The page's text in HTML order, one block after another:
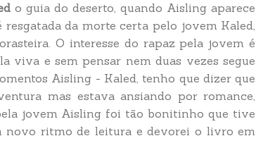
o guia do deserto, quando Aisling aparece
resgatada da morte certa pelo jovem Kaled,
O interesse do rapaz pela jovem é
viva e sem pensar nem duas vezes segue
Aisling - Kaled, tenho que dizer que
mas estava ansiando por romance,
jovem Aisling foi tão bonitinho que tive
novo ritmo de leitura e devorei o livro em